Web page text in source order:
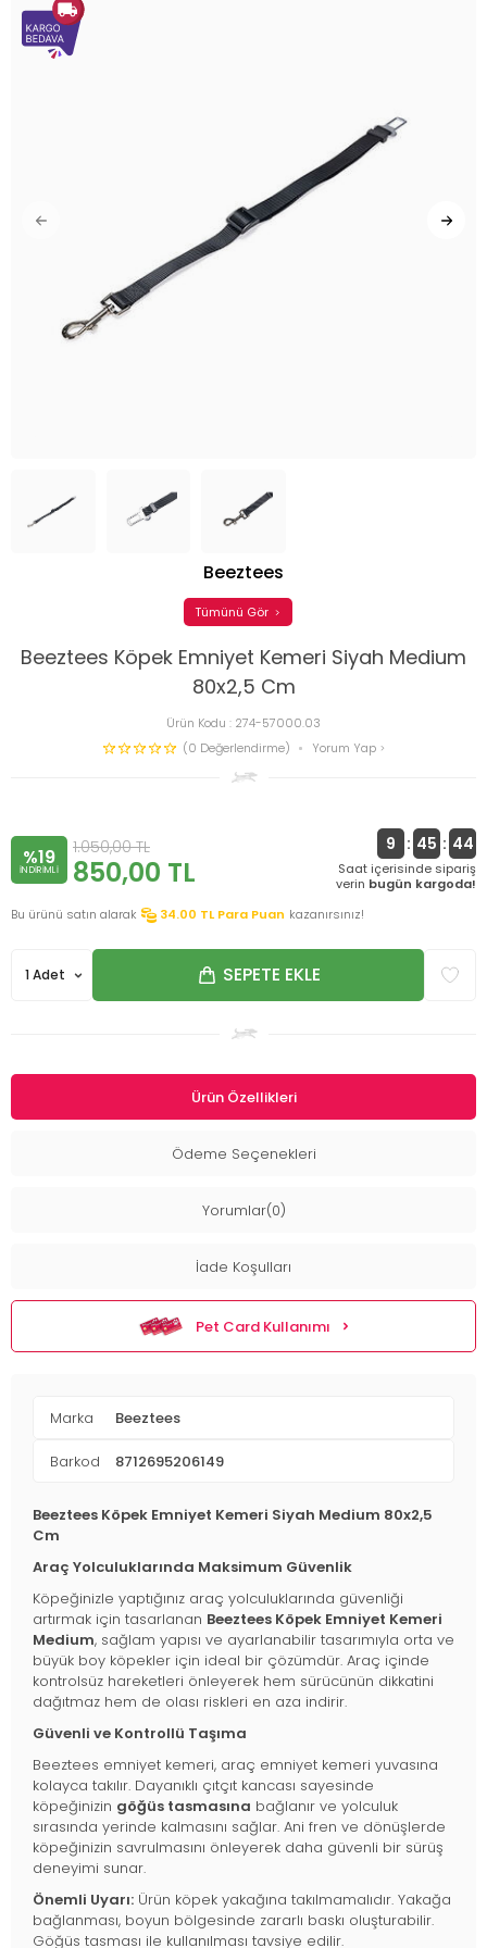
Beeztees Köpek Emniyet Kemeri Siyah Medium
80x2,5 Cm
Ürün Kodu : 274-57000.03
(0 Değerlendirme)
Yorum Yap
Beeztees
Tümünü Gör
%19
INDIRIMLI
1.050,00TL
850,00 TL
9 : 45 : 44
Saat içerisinde sipariş
verin bugün kargoda!
Bu ürünü satın alarak
34.00 TL Para Puan kazanırsınız!
SEPETE EKLE
Ürün Özellikleri
Ödeme Seçenekleri
Yorumlar(0)
İade Koşulları
Pet Card Kullanımı
Marka Beeztees
Barkod 8712695206149
Beeztees Köpek Emniyet Kemeri Siyah Medium 80x2,5
Cm
Araç Yolculuklarında Maksimum Güvenlik
Köpeğinizle yaptığınız araç yolculuklarında güvenliği
artırmak için tasarlanan Beeztees Köpek Emniyet Kemeri
Medium, sağlam yapısı ve ayarlanabilir tasarımıyla orta ve
büyük boy köpekler için ideal bir çözümdür. Araç içinde
kontrolsüz hareketleri önleyerek hem sürücünün dikkatini
dağıtmaz hem de olası riskleri en aza indirir.
Güvenli ve Kontrollü Taşıma
Beeztees emniyet kemeri, araç emniyet kemeri yuvasına
kolayca takılır. Dayanıklı çıtçıt kancası sayesinde
köpeğinizin göğüs tasmasına bağlanır ve yolculuk
sırasında yerinde kalmasını sağlar. Ani fren ve dönüşlerde
köpeğinizin savrulmasını önleyerek daha güvenli bir sürüş
deneyimi sunar.
Önemli Uyarı: Ürün köpek yakağına takılmamalıdır. Yakağa
bağlanması, boyun bölgesinde zararlı baskı oluşturabilir.
Göğüs tasması ile kullanılması tavsiye edilir.